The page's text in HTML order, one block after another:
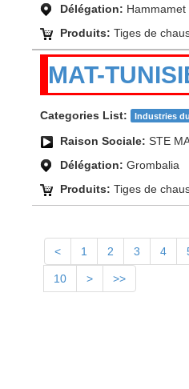
Délégation: Hammamet
Produits: Tiges de
MAT-
Categories List: Industries
Raison Sociale: STE
Délégation: Grombalia
Produits: Tiges de
< 1 2 3 4
10 > >>